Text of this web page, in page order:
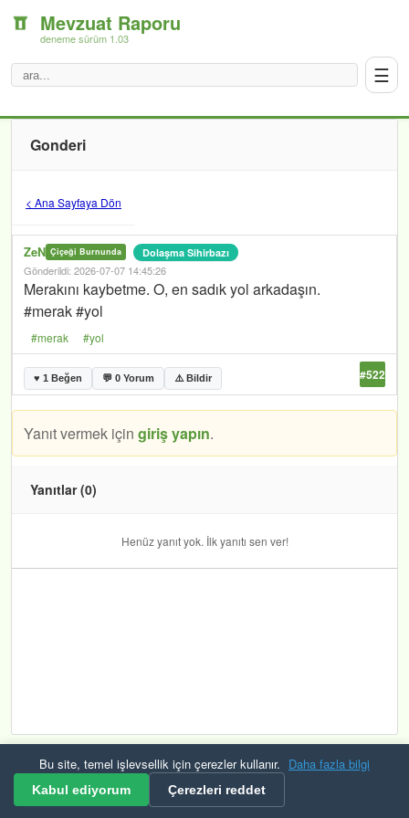
Mevzuat Raporu
deneme sürüm 1.03
☰
Gonderi
< Ana Sayfaya Dön
ZeN Çiçeği Burnunda Dolaşma Sihirbazı
Gönderildi: 2026-07-07 14:45:26
Merakını kaybetme. O, en sadık yol arkadaşın.
#merak #yol
#merak #yol
♥ 1 Beğen 💬 0 Yorum ⚠️ Bildir #522
Yanıt vermek için giriş yapın.
Yanıtlar (0)
Henüz yanıt yok. İlk yanıtı sen ver!
Bu site, temel işlevsellik için çerezler kullanır. Daha fazla bilgi
Kabul ediyorum Çerezleri reddet
Kurallar ve ŞartlarGizlilikGüvenlikKVKKÇerezler
© 2026 Mevzuat Raporu Tüm hakları saklıdır. Bulana çerek altın veriyoruz.🟡